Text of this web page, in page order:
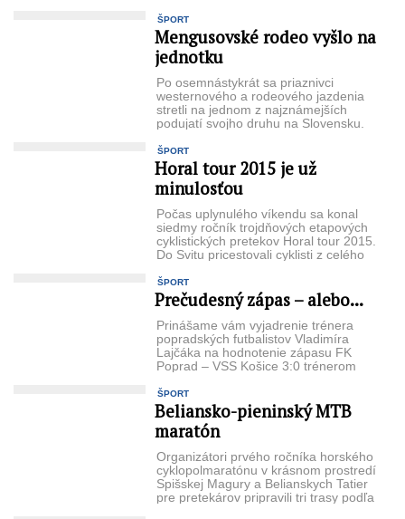
ŠPORT
Mengusovské rodeo vyšlo na
jednotku
Po osemnástykrát sa priaz­nivci
westernového a rodeo­vého jazdenia
stretli na jed­nom z najznámejších
podujatí svojho druhu na Slovensku.
ŠPORT
Horal tour 2015 je už
minulosťou
Počas uplynulého víken­du sa konal
siedmy ročník trojdňových etapových
cyk­listických pretekov Horal tour 2015.
Do Svitu pri­cestovali cyklisti z celého
ŠPORT
Prečudesný zápas – alebo...
Prinášame vám vyjadrenie trénera
popradských futba­listov Vladimíra
Lajčáka na hodnotenie zápasu FK
Poprad – VSS Košice 3:0 tréne­rom
ŠPORT
Beliansko-pieninský MTB
maratón
Organizátori prvého roční­ka horského
cyklopolmarató­nu v krásnom prostredí
Spiš­skej Magury a Belianskych Tatier
pre pretekárov pripra­vili tri trasy podľa